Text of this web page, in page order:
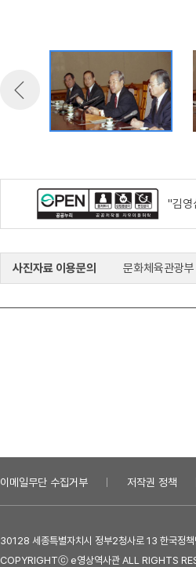
"김영
사진자료 이용문의 문화체육관광
이메일무단 수집거부 저작권 정책
30128 세종특별자치시 정부2청사로 13 한국
COPYRIGHTⓒ e영상역사관 ALL RIGHTS